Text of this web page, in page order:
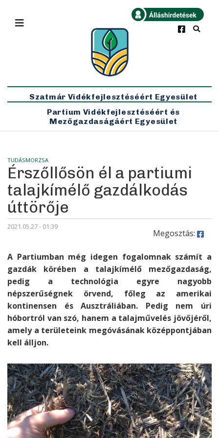
Legfrissebb
×
Szatmár Vidékfejlesztéséért Egyesület
Partium Vidékfejlesztéséért és
Mezőgazdaságáért Egyesület
TUDÁSMORZSA
Érszőllősön él a partiumi
talajkímélő gazdálkodás
úttörője
2021.05.27 - 01:39
Megosztás:
A Partiumban még idegen fogalomnak számít a
gazdák körében a talajkímélő mezőgazdaság,
pedig a technológia egyre nagyobb
népszerűségnek örvend, főleg az amerikai
kontinensen és Ausztráliában. Pedig nem úri
hóbortról van szó, hanem a talajművelés jövőjéről,
amely a területeink megóvásának középpontjában
kell álljon.